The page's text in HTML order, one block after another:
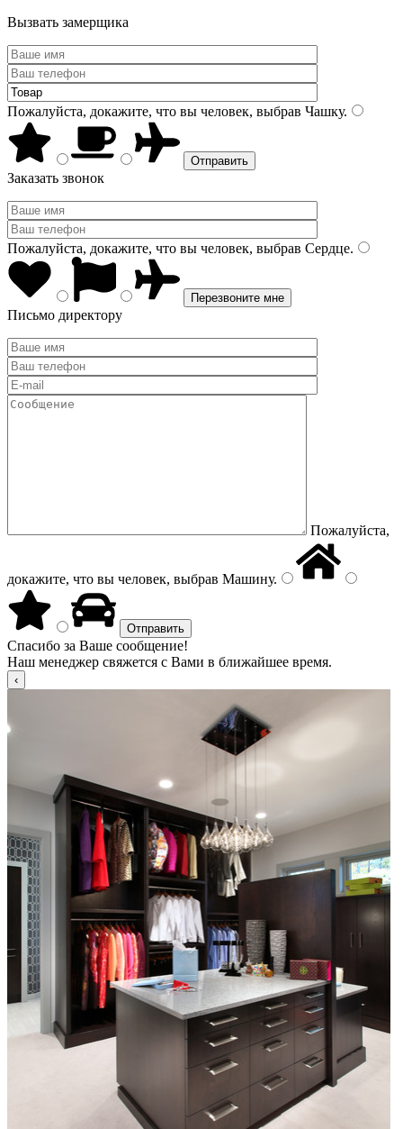
Вызвать замерщика
Пожалуйста, докажите, что вы человек, выбрав Чашку.
Заказать звонок
Пожалуйста, докажите, что вы человек, выбрав Сердце.
Письмо директору
Пожалуйста,
докажите, что вы человек, выбрав Машину.
Спасибо за Ваше сообщение!
Наш менеджер свяжется с Вами в ближайшее время.